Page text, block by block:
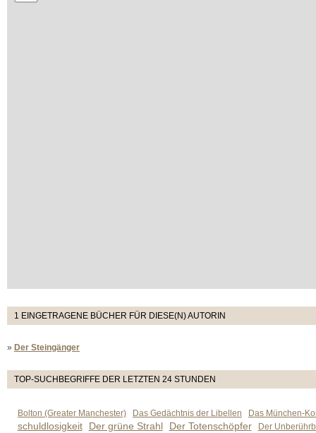
1 EINGETRAGENE BÜCHER FÜR DIESE(N) AUTORIN
» Der Steingänger
TOP-SUCHBEGRIFFE DER LETZTEN 24 STUNDEN
Bolton (Greater Manchester) Das Gedächtnis der Libellen Das München-
schuldlosigkeit Der grüne Strahl Der Totenschöpfer
Der